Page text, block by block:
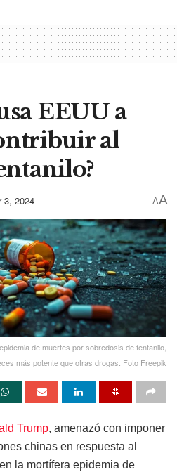
EEUU a
al
3, 2024 AA
de muertes por sobredosis de fentanilo,
más potente que otras drogas. Foto Freepik
Trump, amenazó con imponer
chinas en respuesta al
la mortífera epidemia de